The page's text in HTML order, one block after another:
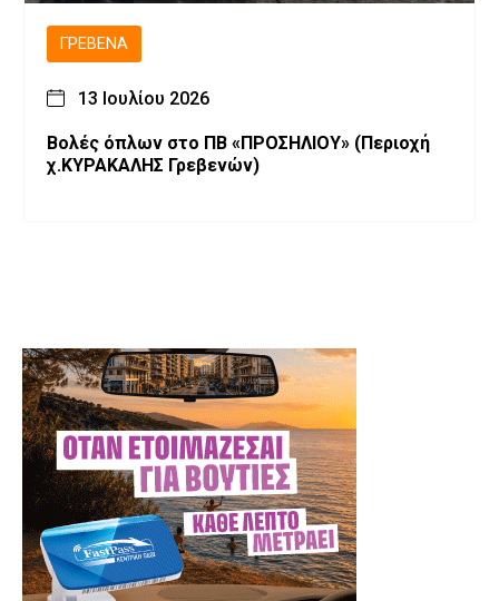
ΓΡΕΒΕΝΆ
13 Ιουλίου 2026
Βολές όπλων στο ΠΒ «ΠΡΟΣΗΛΙΟΥ» (Περιοχή
χ.ΚΥΡΑΚΑΛΗΣ Γρεβενών)